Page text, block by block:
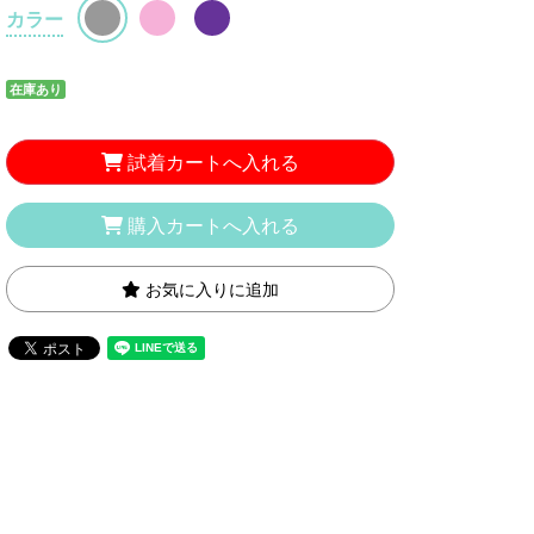
カラー
在庫あり
試着カートへ入れる
購入カートへ入れる
お気に入りに追加